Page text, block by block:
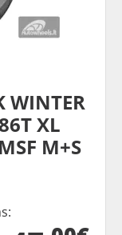
WINTER
XL
M+S